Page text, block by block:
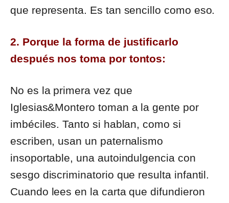
que representa. Es tan sencillo como eso.
2. Porque la forma de justificarlo
después nos toma por tontos:
No es la primera vez que
Iglesias&Montero toman a la gente por
imbéciles. Tanto si hablan, como si
escriben, usan un paternalismo
insoportable, una autoindulgencia con
sesgo discriminatorio que resulta infantil.
Cuando lees en la carta que difundieron